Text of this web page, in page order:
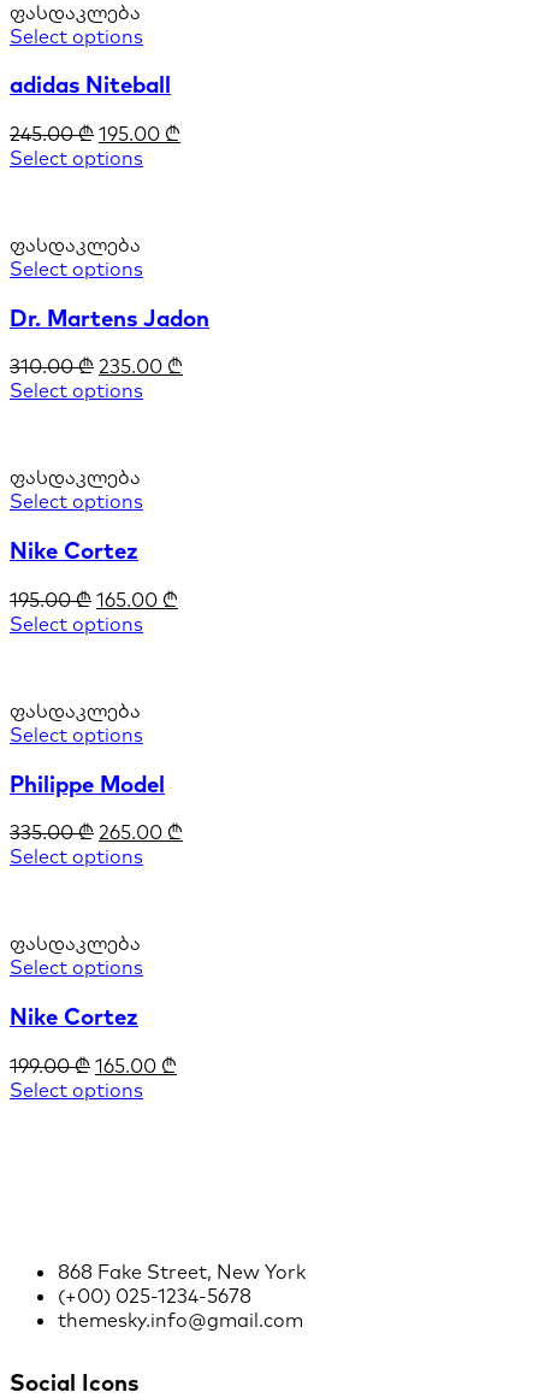
ფასდაკლება
Select options
adidas Niteball
245.00₾ 195.00 ₾
Select options
ფასდაკლება
Select options
Dr. Martens Jadon
310.00₾ 235.00 ₾
Select options
ფასდაკლება
Select options
Nike Cortez
195.00₾ 165.00 ₾
Select options
ფასდაკლება
Select options
Philippe Model
335.00₾ 265.00 ₾
Select options
ფასდაკლება
Select options
Nike Cortez
199.00₾ 165.00 ₾
Select options
868 Fake Street, New York
(+00) 025-1234-5678
themesky.info@gmail.com
Social Icons